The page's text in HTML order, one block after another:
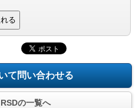
る
て問い合わせる
の一覧へ